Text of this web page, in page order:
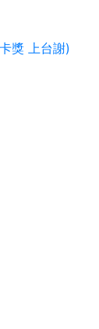
獎 上台謝)